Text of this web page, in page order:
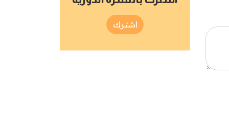
اشترك